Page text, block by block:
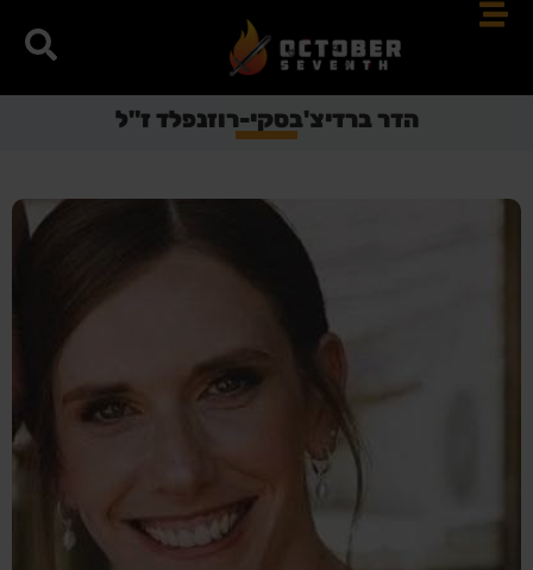
הדר ברדיצ'בסקי-רוזנפלד ז"ל